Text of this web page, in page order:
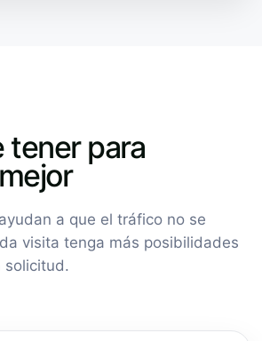
tener para
a que el tráfico no se
visita tenga más posibilidades
solicitud.